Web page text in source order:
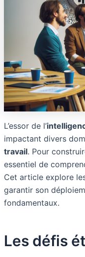
L’essor de l’
impactant divers
travail. Pour
essentiel de
Cet article explore
garantir son
fondamentaux.
Les défis